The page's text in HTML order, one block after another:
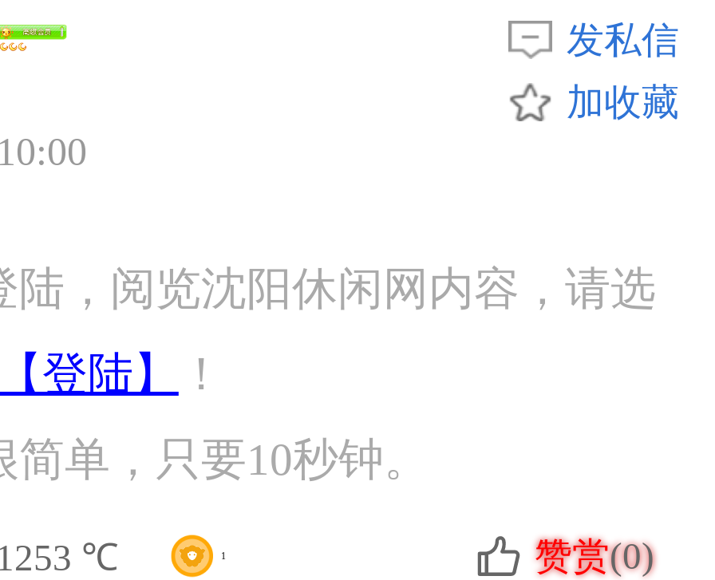
发私信
加收藏
陆，阅览沈阳休闲网内容，请选
登陆】
！
单，只要10秒钟。
℃ 1 赞赏(0)